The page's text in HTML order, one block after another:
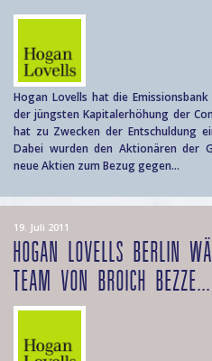
Hogan Lovells hat die
der jüngsten Kapitalerhöhung der
hat zu Zwecken der Entschuldung
Dabei wurden den Aktionären der
neue Aktien zum Bezug gegen...
19. Juli 2011
HOGAN LOVELLS BERLIN
TEAM VON BROICH BEZZE...